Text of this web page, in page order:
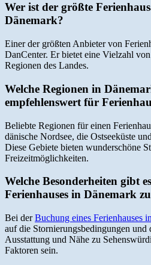
Wer ist der größte
Dänemark?
Einer der größten Anbieter von
DanCenter. Er bietet eine Vielzahl
Regionen des Landes.
Welche Regionen in
empfehlenswert für
Beliebte Regionen für einen
dänische Nordsee, die Ostseeküste
Diese Gebiete bieten wunderschöne
Freizeitmöglichkeiten.
Welche Besonderheiten gibt
Ferienhauses in Dänemark
Bei derBuchung eines Ferienhauses
auf die Stornierungsbedingungen
Ausstattung und Nähe zu
Faktoren sein.